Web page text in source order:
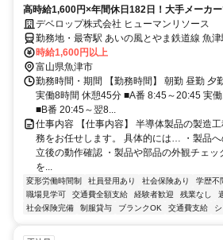
高時給1,600円×年間休日182日！大手メーカ
始められる目視検査/品質検査スタッフ
デベロップ株式会社 ヒューマンリソース
勤務地・最寄駅 あいの風とやま鉄道線 魚津
勤可能 駐車場完備
時給1,600円以上
富山県魚津市
勤務時間・期間 【勤務時間】 朝勤 昼勤 夕
実働8時間 休憩45分 ■A番 8:45～20:45 実
■B番 20:45～翌8...
仕事内容 【仕事内容】 半導体製品の製造
務をお任せします。 具体的には… ・製品
立後の動作確認 ・製品や部品の外観チェッ
を...
変形労働時間制 社員登用あり 社会保険あり 学歴不
職場見学可
交通費全額支給 経験者歓迎 残業なし
社会保険完備
制服貸与 ブランクOK 交通費支給